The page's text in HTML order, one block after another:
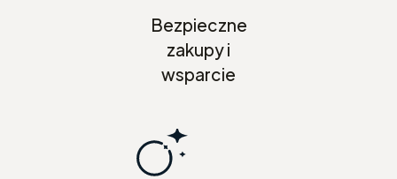
Bezpieczne
zakupy i
wsparcie